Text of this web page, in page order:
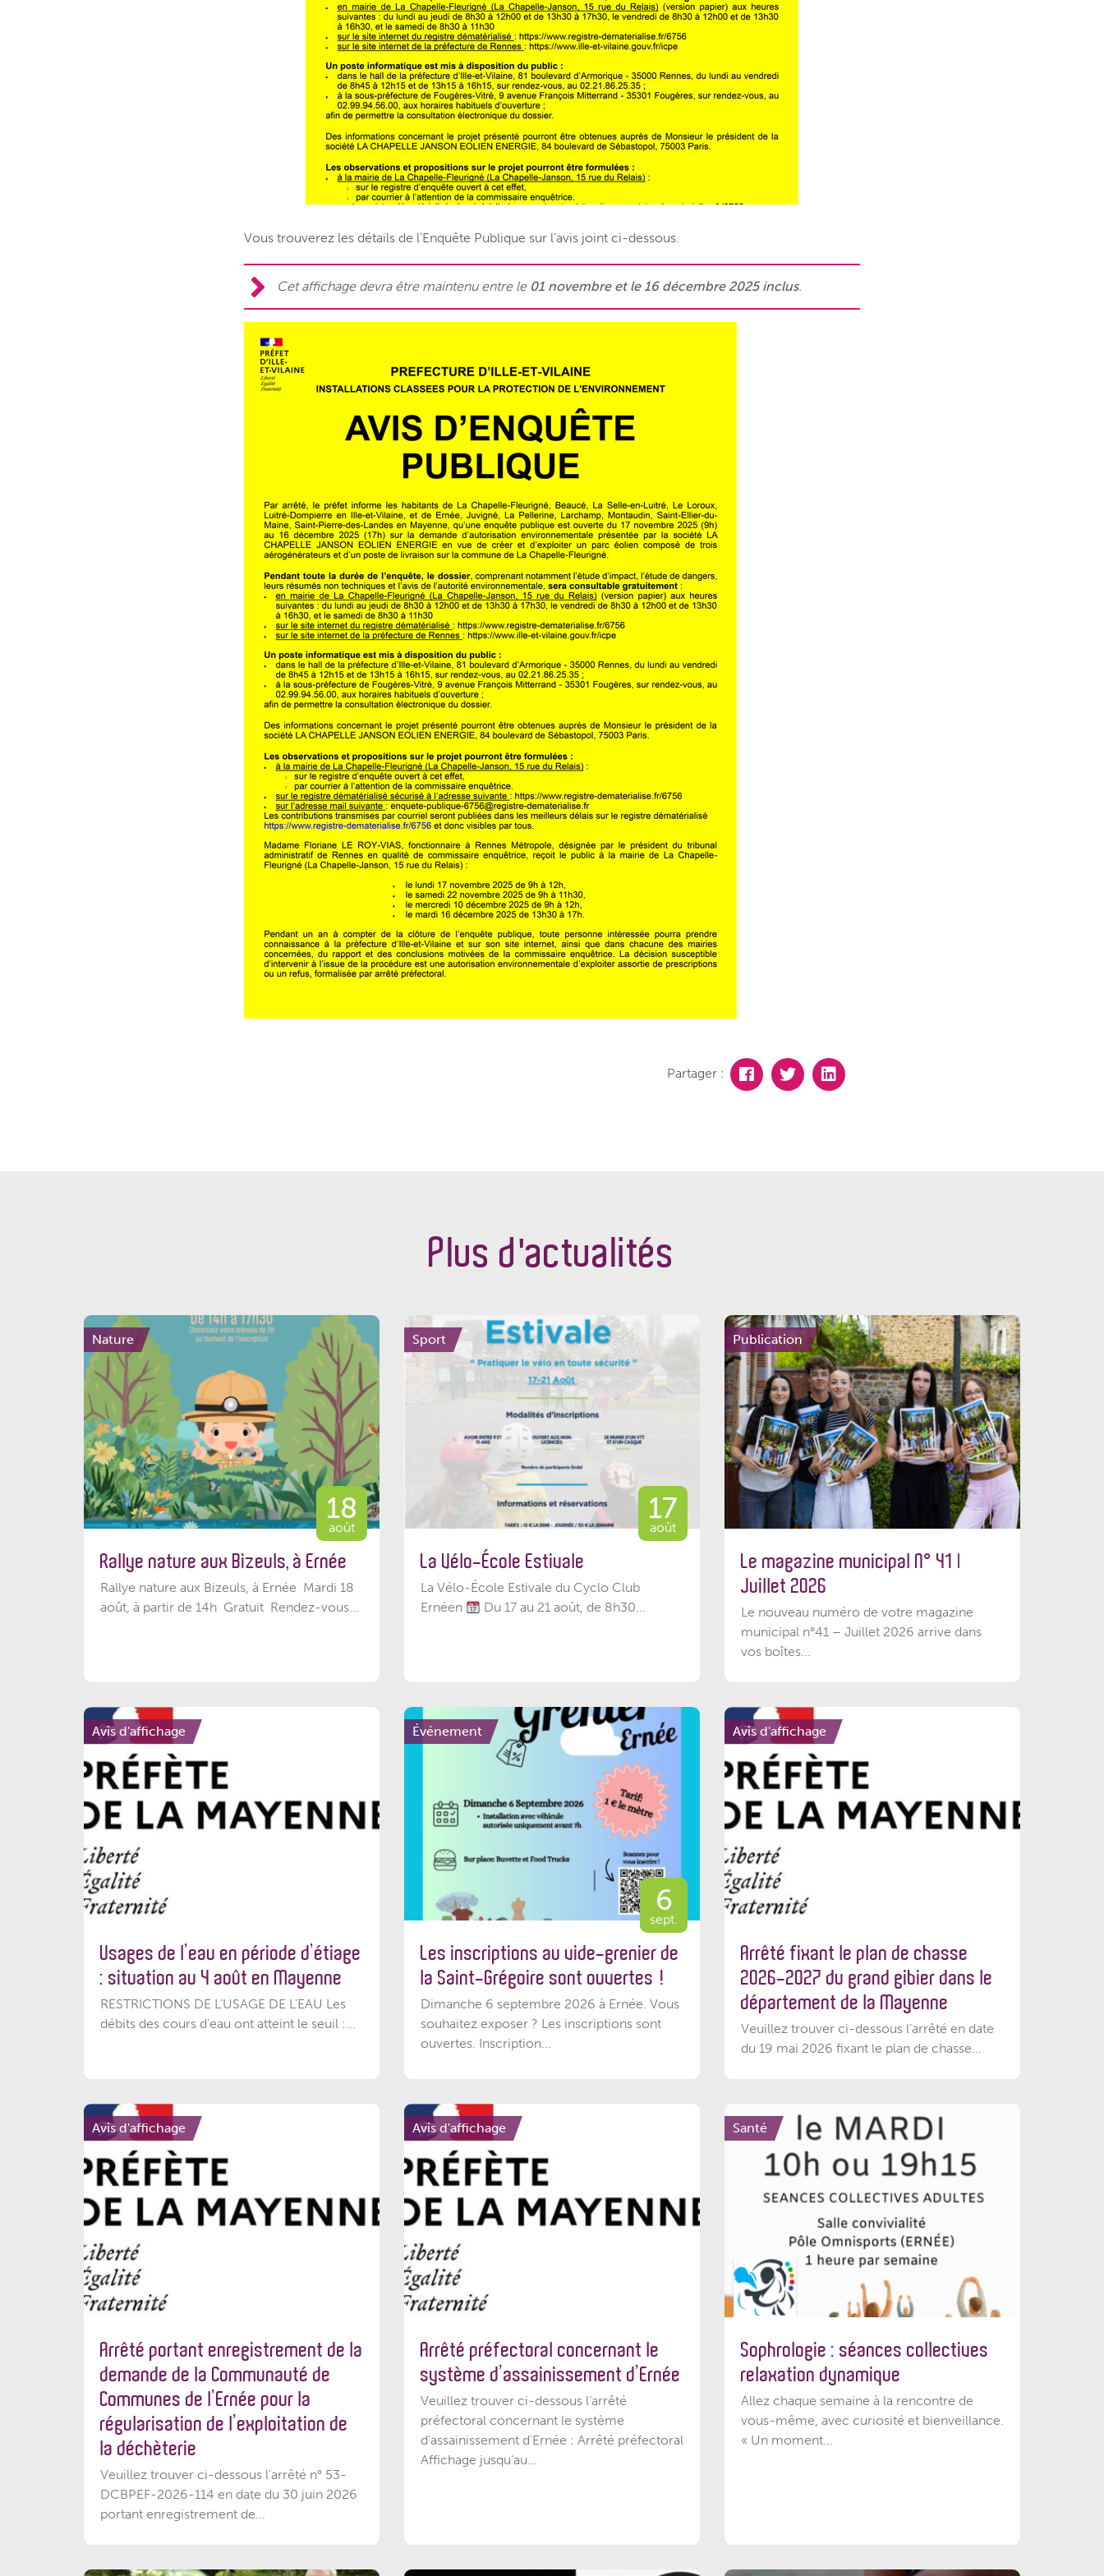
Vous trouverez les détails de l’Enquête Publique sur l’avis joint ci-dessous.
Cet affichage devra être maintenu entre le 01 novembre et le 16 décembre 2025 inclus.
Partager :
Plus d'actualités
Nature
18
août
Rallye nature aux Bizeuls, à Ernée
Rallye nature aux Bizeuls, à Ernée Mardi 18
août, à partir de 14h Gratuit Rendez-vous...
Sport
17
août
La Vélo-École Estivale
La Vélo-École Estivale du Cyclo Club
Ernéen
Du 17 au 21 août, de 8h30...
Publication
Le magazine municipal N° 41 |
Juillet 2026
Le nouveau numéro de votre magazine
municipal n°41 – Juillet 2026 arrive dans
vos boîtes...
Avis d'affichage
Usages de l’eau en période d’étiage
: situation au 4 août en Mayenne
RESTRICTIONS DE L’USAGE DE L’EAU Les
débits des cours d'eau ont atteint le seuil :...
Événement
6
sept.
Les inscriptions au vide-grenier de
la Saint-Grégoire sont ouvertes !
Dimanche 6 septembre 2026 à Ernée. Vous
souhaitez exposer ? Les inscriptions sont
ouvertes. Inscription...
Avis d'affichage
Arrêté fixant le plan de chasse
2026-2027 du grand gibier dans le
département de la Mayenne
Veuillez trouver ci-dessous l’arrêté en date
du 19 mai 2026 fixant le plan de chasse...
Avis d'affichage
Arrêté portant enregistrement de la
demande de la Communauté de
Communes de l’Ernée pour la
régularisation de l’exploitation de
la déchèterie
Veuillez trouver ci-dessous l'arrêté n° 53-
DCBPEF-2026-114 en date du 30 juin 2026
portant enregistrement de...
Avis d'affichage
Arrêté préfectoral concernant le
système d’assainissement d’Ernée
Veuillez trouver ci-dessous l’arrêté
préfectoral concernant le système
d'assainissement d'Ernée : Arrêté préfectoral
Affichage jusqu'au...
Santé
Sophrologie : séances collectives
relaxation dynamique
Allez chaque semaine à la rencontre de
vous-même, avec curiosité et bienveillance.
« Un moment...